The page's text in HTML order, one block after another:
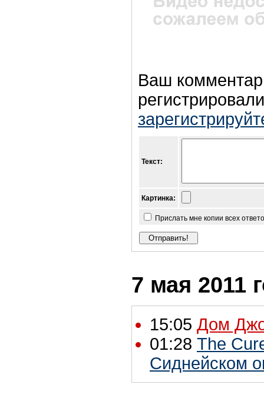
Ваш
Текст:
Картинка:
Прислать мне копии всех
7 мая 2011
15:05 Дом
01:28 The
Cиднейском